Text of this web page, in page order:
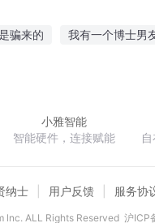
骗来的 我有一个博士男
小雅智能
智能硬件，连接赋能
纳士 用户反馈 服务协
ALL Rights Reserved 沪ICP